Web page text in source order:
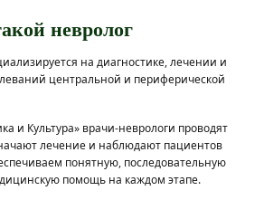
невролог
на диагностике, лечении и
центральной и периферической
и Культура» врачи-неврологи проводят
лечение и наблюдают пациентов
понятную, последовательную
помощь на каждом этапе.